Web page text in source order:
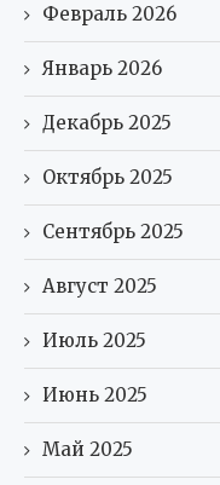
Февраль 2026
Январь 2026
Декабрь 2025
Октябрь 2025
Сентябрь 2025
Август 2025
Июль 2025
Июнь 2025
Май 2025